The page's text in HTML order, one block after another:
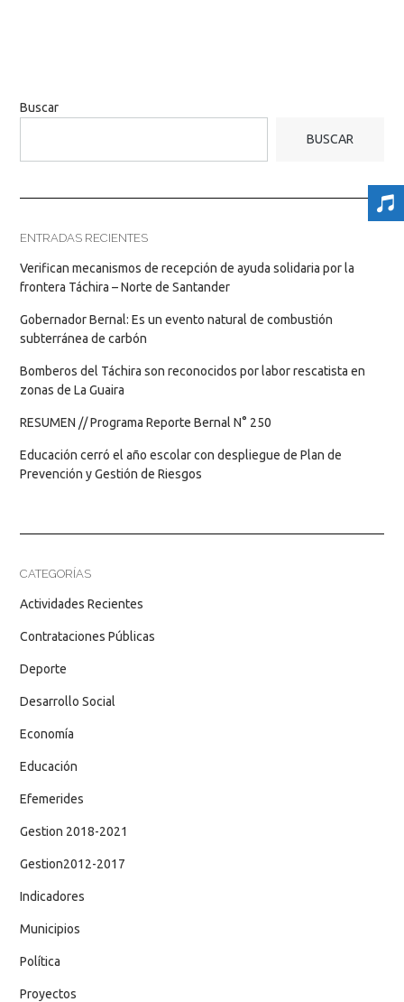
Buscar
BUSCAR
ENTRADAS RECIENTES
Verifican mecanismos de recepción de ayuda solidaria por la
frontera Táchira – Norte de Santander
Gobernador Bernal: Es un evento natural de combustión
subterránea de carbón
Bomberos del Táchira son reconocidos por labor rescatista en
zonas de La Guaira
RESUMEN // Programa Reporte Bernal N° 250
Educación cerró el año escolar con despliegue de Plan de
Prevención y Gestión de Riesgos
CATEGORÍAS
Actividades Recientes
Contrataciones Públicas
Deporte
Desarrollo Social
Economía
Educación
Efemerides
Gestion 2018-2021
Gestion2012-2017
Indicadores
Municipios
Política
Proyectos